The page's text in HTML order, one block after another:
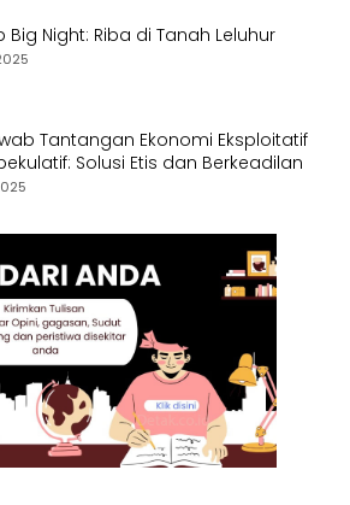
Big Night: Riba di Tanah Leluhur
Tantangan Ekonomi Eksploitatif
Solusi Etis dan Berkeadilan